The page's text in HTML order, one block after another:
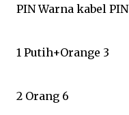
PIN Warna kabel PIN
1 Putih+Orange 3
2 Orang 6